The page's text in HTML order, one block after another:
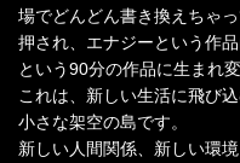
場でどんどん書き換えちゃ
押され、エナジーという作
という90分の作品に生まれ
これは、新しい生活に飛び
小さな架空の島です。
新しい人間関係、新しい環